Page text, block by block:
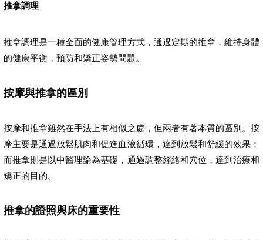
推拿調理
推拿調理是一種全面的健康管理方式，通過定期的推拿，維持身體
的健康平衡，預防和矯正姿勢問題。
按摩與推拿的區別
按摩和推拿雖然在手法上有相似之處，但兩者有著本質的區別。按
摩主要是通過放鬆肌肉和促進血液循環，達到放鬆和舒緩的效果；
而推拿則是以中醫理論為基礎，通過調整經絡和穴位，達到治療和
矯正的目的。
推拿的證照與床的重要性